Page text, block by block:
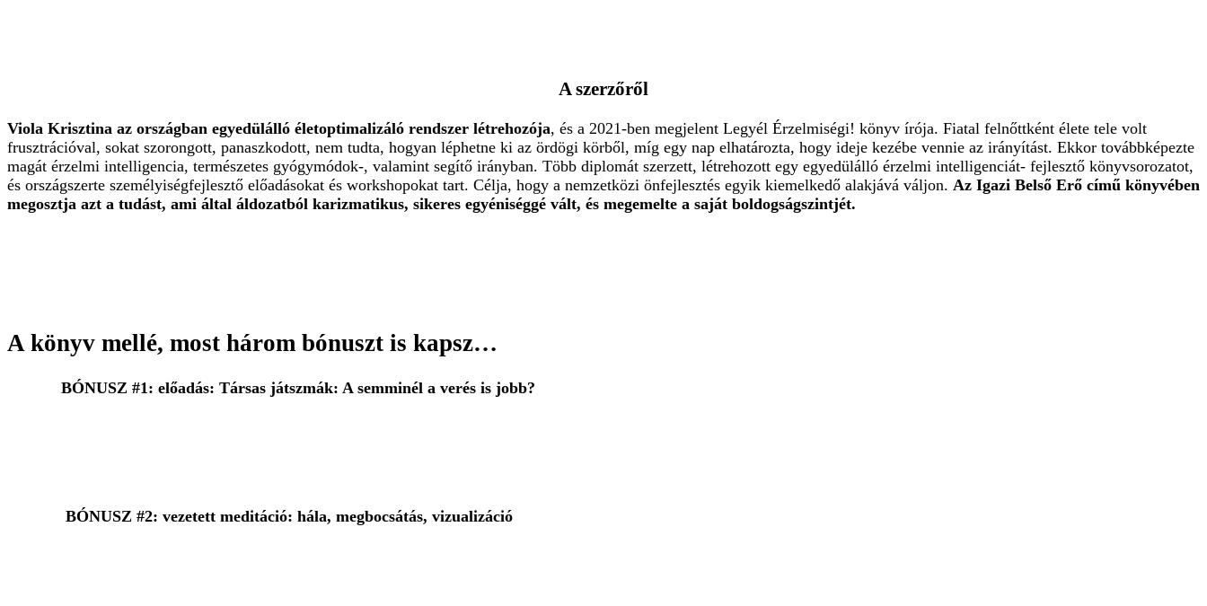
A szerzőről
Viola Krisztina az országban egyedülálló életoptimalizáló rendszer létrehozója, és a 2021-ben megjelent Legyél Érzelmiségi! könyv írója. Fiatal felnőttként élete tele volt
frusztrációval, sokat szorongott, panaszkodott, nem tudta, hogyan léphetne ki az ördögi körből, míg egy nap elhatározta, hogy ideje kezébe vennie az irányítást. Ekkor továbbképezte
magát érzelmi intelligencia, természetes gyógymódok-, valamint segítő irányban. Több diplomát szerzett, létrehozott egy egyedülálló érzelmi intelligenciát- fejlesztő könyvsorozatot,
és országszerte személyiségfejlesztő előadásokat és workshopokat tart. Célja, hogy a nemzetközi önfejlesztés egyik kiemelkedő alakjává váljon. Az Igazi Belső Erő című könyvében
megosztja azt a tudást, ami által áldozatból karizmatikus, sikeres egyéniséggé vált, és megemelte a saját boldogságszintjét.
A könyv mellé, most három bónuszt is kapsz…
BÓNUSZ #1: előadás: Társas játszmák: A semminél a verés is jobb?
BÓNUSZ #2: vezetett meditáció: hála, megbocsátás, vizualizáció